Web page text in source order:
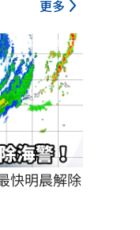
更多
快明晨解除